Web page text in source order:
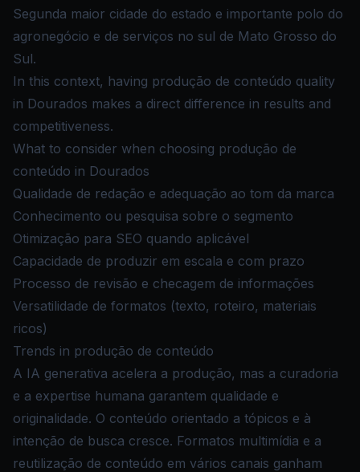
Segunda maior cidade do estado e importante polo do
agronegócio e de serviços no sul de Mato Grosso do
Sul.
In this context, having produção de conteúdo quality
in Dourados makes a direct difference in results and
competitiveness.
What to consider when choosing produção de
conteúdo in Dourados
Qualidade de redação e adequação ao tom da marca
Conhecimento ou pesquisa sobre o segmento
Otimização para SEO quando aplicável
Capacidade de produzir em escala e com prazo
Processo de revisão e checagem de informações
Versatilidade de formatos (texto, roteiro, materiais
ricos)
Trends in produção de conteúdo
A IA generativa acelera a produção, mas a curadoria
e a expertise humana garantem qualidade e
originalidade. O conteúdo orientado a tópicos e à
intenção de busca cresce. Formatos multimídia e a
reutilização de conteúdo em vários canais ganham